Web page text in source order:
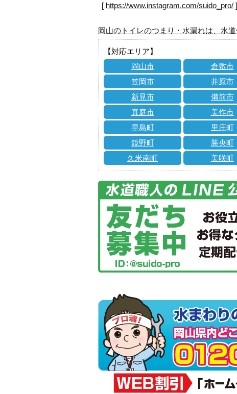
[ https://www.instagram.com/suido_pro/ ]
岡山のトイレのつまり・水漏れは、水
【対応エリア】
岡山市
倉敷市
笠岡市
井原市
新見市
備前市
真庭市
美作市
早島町
里庄町
鏡野町
勝央町
久米南町
美咲町